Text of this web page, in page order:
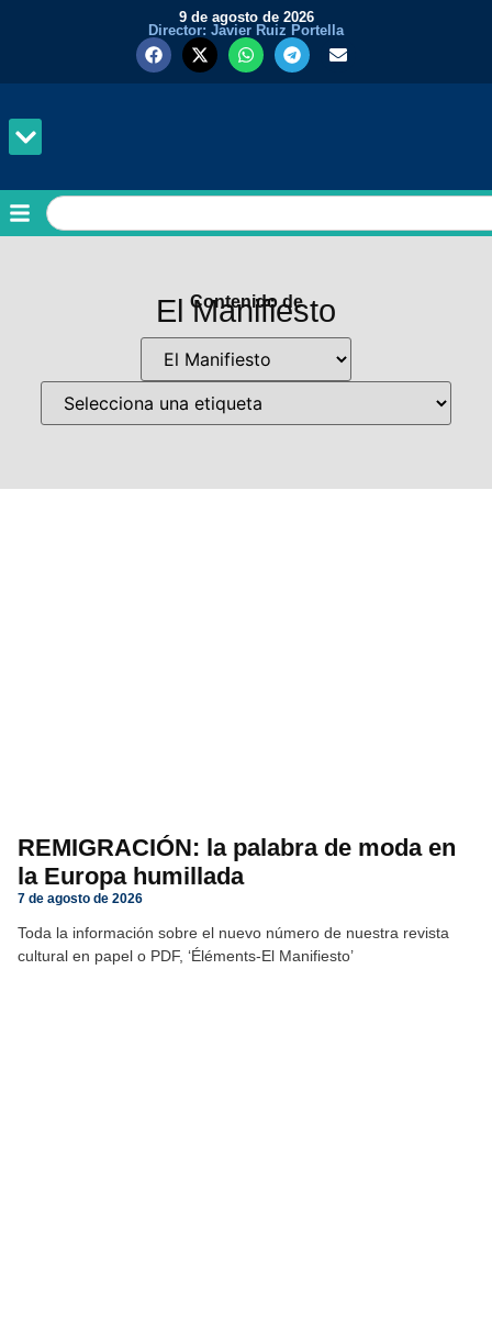
9 de agosto de 2026
Director: Javier Ruiz Portella
Contenido de
El Manifiesto
REMIGRACIÓN: la palabra de moda en
la Europa humillada
7 de agosto de 2026
Toda la información sobre el nuevo número de nuestra revista
cultural en papel o PDF, ‘Éléments-El Manifiesto’